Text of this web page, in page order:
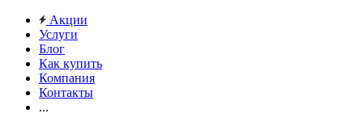
Акции
Услуги
Блог
Как купить
Компания
Контакты
...